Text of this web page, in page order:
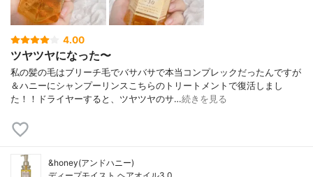
4.00
ツヤツヤになった〜
私の髪の毛はブリーチ毛でバサバサで本当コンプレックだったんですが
＆ハニーにシャンプーリンスこちらのトリートメントで復活しまし
た！！ドライヤーすると、ツヤツヤのサ…続きを見る
&honey(アンドハニー)